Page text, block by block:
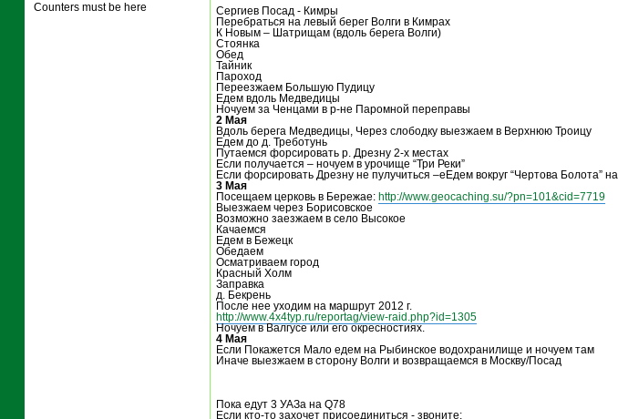
Counters must be here
Сергиев Посад - Кимры
Перебраться на левый берег Волги в Кимрах
К Новым – Шатрищам (вдоль берега Волги)
Стоянка
Обед
Тайник
Пароход
Переезжаем Большую Пудицу
Едем вдоль Медведицы
Ночуем за Ченцами в р-не Паромной переправы
2 Мая
Вдоль берега Медведицы, Через слободку выезжаем в Верхнюю Троицу
Едем до д. Треботунь
Путаемся форсировать р. Дрезну 2-х местах
Если получается – ночуем в урочище “Три Реки”
Если форсировать Дрезну не пулучиться –еЕдем вокруг “Чертова Болота”
3 Мая
Посещаем церковь в Бережае: http://www.geocaching.su/?pn=101&cid=7719
Выезжаем через Борисовское
Возможно заезжаем в село Высокое
Качаемся
Едем в Бежецк
Обедаем
Осматриваем город
Красный Холм
Заправка
д. Бекрень
После нее уходим на маршрут 2012 г.
http://www.4x4typ.ru/reportag/view-raid.php?id=1305
Ночуем в Валгусе или его окресностиях.
4 Мая
Если Покажется Мало едем на Рыбинское водохранилище и ночуем там
Иначе выезжаем в сторону Волги и возвращаемся в Москву/Посад
Пока едут 3 УАЗа на Q78
Если кто-то захочет присоединиться - звоните: